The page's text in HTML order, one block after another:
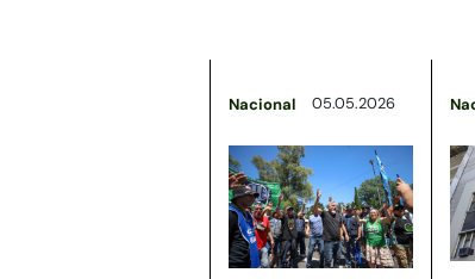
Nacional 05.05.2026